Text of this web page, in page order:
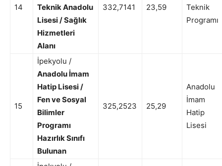
14
Teknik Anadolu
Lisesi / Sağlık
Hizmetleri
Alanı
332,7141 23,59
Teknik
Programı
15
İpekyolu /
Anadolu İmam
Hatip Lisesi /
Fen ve Sosyal
Bilimler
Programı
Hazırlık Sınıfı
Bulunan
325,2523 25,29
Anadolu
İmam
Hatip
Lisesi